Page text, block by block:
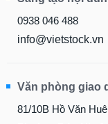
0938 046 488
info@vietstock.vn
Văn phòng giao
81/10B Hồ Văn